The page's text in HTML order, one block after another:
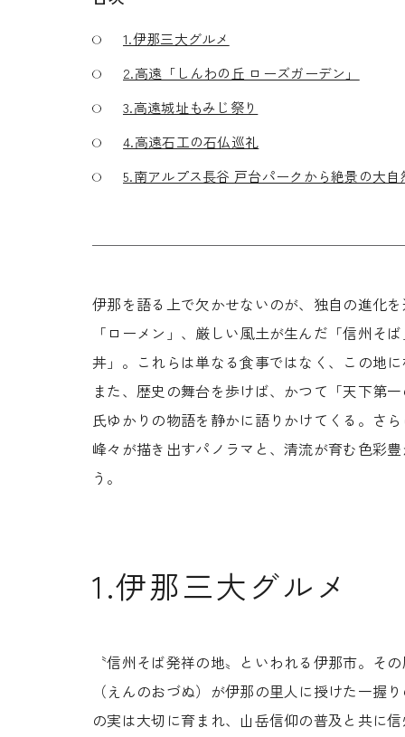
1.伊那三大グルメ
2.高遠「しんわの丘 ローズガーデン」
3.高遠城址もみじ祭り
4.高遠石工の石仏巡礼
5.南アルプス長谷 戸台パークから絶景の大自
伊那を語る上で欠かせないのが、独自の進化
「ローメン」、厳しい風土が生んだ「信州そ
丼」。これらは単なる食事ではなく、この地
また、歴史の舞台を歩けば、かつて「天下第
氏ゆかりの物語を静かに語りかけてくる。さ
峰々が描き出すパノラマと、清流が育む色彩
う。
1.伊那三大グルメ
〝信州そば発祥の地〟といわれる伊那市。そ
（えんのおづぬ）が伊那の里人に授けた一握
の実は大切に育まれ、山岳信仰の普及と共に